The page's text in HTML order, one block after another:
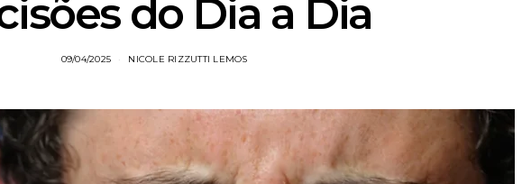
do Dia a Dia
09/04/2025 NICOLE RIZZUTTI LEMOS